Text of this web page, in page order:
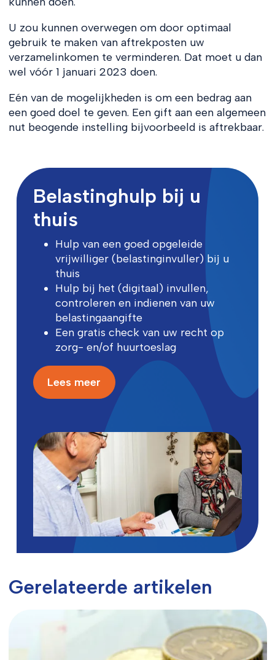
U zou kunnen overwegen om door optimaal
gebruik te maken van aftrekposten uw
verzamelinkomen te verminderen. Dat moet u dan
wel vóór 1 januari 2023 doen.
Eén van de mogelijkheden is om een bedrag aan
een goed doel te geven. Een gift aan een algemeen
nut beogende instelling bijvoorbeeld is aftrekbaar.
Belastinghulp bij u
thuis
Hulp van een goed opgeleide
vrijwilliger (belastinginvuller) bij u
thuis
Hulp bij het (digitaal) invullen,
controleren en indienen van uw
belastingaangifte
Een gratis check van uw recht op
zorg- en/of huurtoeslag
Lees meer
Gerelateerde artikelen